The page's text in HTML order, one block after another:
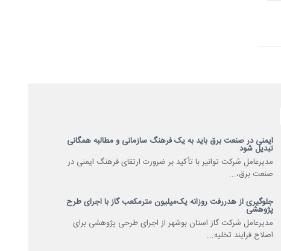
ایمنی در صنعت برق باید به یک فرهنگ سازمانی و مطالبه همگانی
تبدیل شود
مدیرعامل شرکت توانیر با تأکید بر ضرورت ارتقای فرهنگ ایمنی در
صنعت برق،...
جلوگیری از هدررفت روزانه یک‌میلیون مترمکعب گاز با اجرای طرح
پژوهشی
مدیرعامل شرکت گاز استان بوشهر از اجرای طرحی پژوهشی برای
اصلاح فرایند تخلیه...